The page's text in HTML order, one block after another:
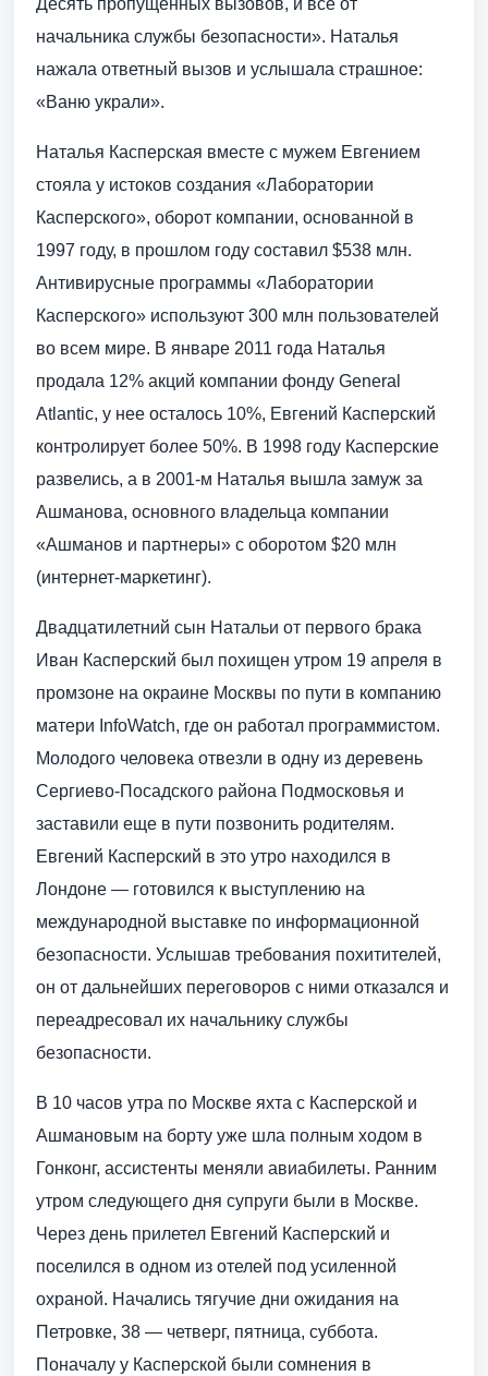
Десять пропущенных вызовов, и все от
начальника службы безопасности». Наталья
нажала ответный вызов и услышала страшное:
«Ваню украли».
Наталья Касперская вместе с мужем Евгением
стояла у истоков создания «Лаборатории
Касперского», оборот компании, основанной в
1997 году, в прошлом году составил $538 млн.
Антивирусные программы «Лаборатории
Касперского» используют 300 млн пользователей
во всем мире. В январе 2011 года Наталья
продала 12% акций компании фонду General
Atlantic, у нее осталось 10%, Евгений Касперский
контролирует более 50%. В 1998 году Касперские
развелись, а в 2001-м Наталья вышла замуж за
Ашманова, основного владельца компании
«Ашманов и партнеры» с оборотом $20 млн
(интернет-маркетинг).
Двадцатилетний сын Натальи от первого брака
Иван Касперский был похищен утром 19 апреля в
промзоне на окраине Москвы по пути в компанию
матери InfoWatch, где он работал программистом.
Молодого человека отвезли в одну из деревень
Сергиево-Посадского района Подмосковья и
заставили еще в пути позвонить родителям.
Евгений Касперский в это утро находился в
Лондоне — готовился к выступлению на
международной выставке по информационной
безопасности. Услышав требования похитителей,
он от дальнейших переговоров с ними отказался и
переадресовал их начальнику службы
безопасности.
В 10 часов утра по Москве яхта с Касперской и
Ашмановым на борту уже шла полным ходом в
Гонконг, ассистенты меняли авиабилеты. Ранним
утром следующего дня супруги были в Москве.
Через день прилетел Евгений Касперский и
поселился в одном из отелей под усиленной
охраной. Начались тягучие дни ожидания на
Петровке, 38 — четверг, пятница, суббота.
Поначалу у Касперской были сомнения в